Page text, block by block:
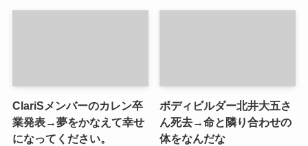
ClariSメンバーのカレン卒
業発表→夢をかなえて幸せ
になってください。
ボディビルダー北井大五さ
ん死去→命と隣り合わせの
体をなんだな